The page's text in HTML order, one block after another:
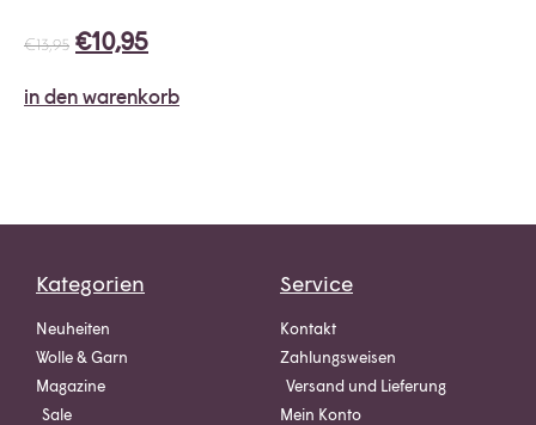
€13,95 €10,95
in den warenkorb
Kategorien
Neuheiten
Wolle & Garn
Magazine
Sale
Service
Kontakt
Zahlungsweisen
Versand und Lieferung
Mein Konto